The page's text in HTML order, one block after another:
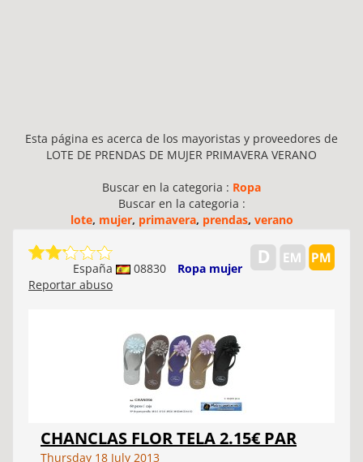
Esta página es acerca de los mayoristas y proveedores de
LOTE DE PRENDAS DE MUJER PRIMAVERA VERANO
Buscar en la categoria : Ropa
Buscar en la categoria :
lote, mujer, primavera, prendas, verano
España 08830
Ropa mujer
Reportar abuso
CHANCLAS FLOR TELA 2.15€ PAR
Thursday 18 July 2013